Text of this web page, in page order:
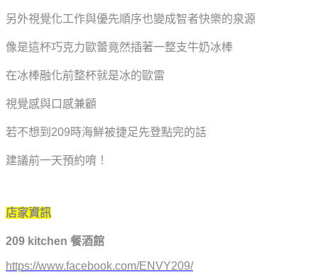
另外視覺化工作與優先順序也變成智者快樂的泉源
像是這杯巧克力歐蕾竟然插著一整支牛奶冰棒
在冰棒融化前整杯就是冰的歐雷
視覺感與口感兼顧
若不想到209時海鮮被捷足先登點完的話
建議前一天預約唷！
店家資訊
209 kitchen 餐酒館
https://www.facebook.com/ENVY209/